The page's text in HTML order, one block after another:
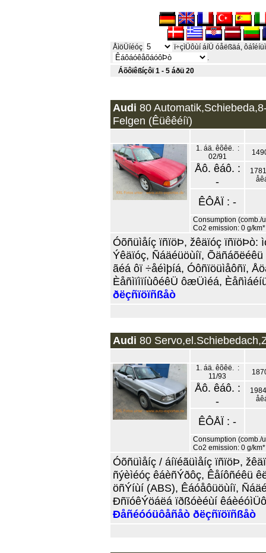
ÅìöÜíéóç
ï÷çìÜôùí áíÜ óåëßäá,
.
Áõôïêßíçôï 1 - 5 áðü 20
Audi 80
Felgen (Êüêêéíï)
1. áä. êõêë. :
02/91
Åô. êáô. :
-
ÊÔÅÏ : -
Consumption (comb./
Co2 emission: 0 g/km*
Óõñüìåíç ïñïöÞ, žêäïóç ïñïöÞò:
Ýêäïóç, Ñáäéüöùíï,
ãéá ôï ÷åéìþíá, Óôñïöüìåôñï,
ÈåñìïìïíùôéêÜ ôæÜìéá,
ðëçñïöïñßåò
Audi 80
1. áä. êõêë. :
11/93
Åô. êáô. :
-
ÊÔÅÏ : -
Consumption (comb./
Co2 emission: 0 g/km*
Óõñüìåíç / áíïéãüìåíç ïñïöÞ,
ñýèìéóç êáèñÝðôç, Êåíôñéêü
öñÝíùí (ABS), Êáóåôüöùíï,
ÐñïóêÝöáëá ïðßóèéùí
Ðåñéóóüôåñåò ðëçñïöïñßåò